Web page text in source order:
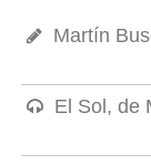
Martín
El Sol, de